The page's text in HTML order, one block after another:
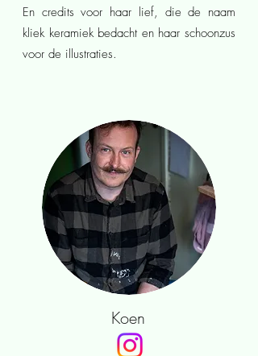
En credits voor haar lief, die de naam
kliek keramiek bedacht en haar schoonzus
voor de illustraties.
Koen